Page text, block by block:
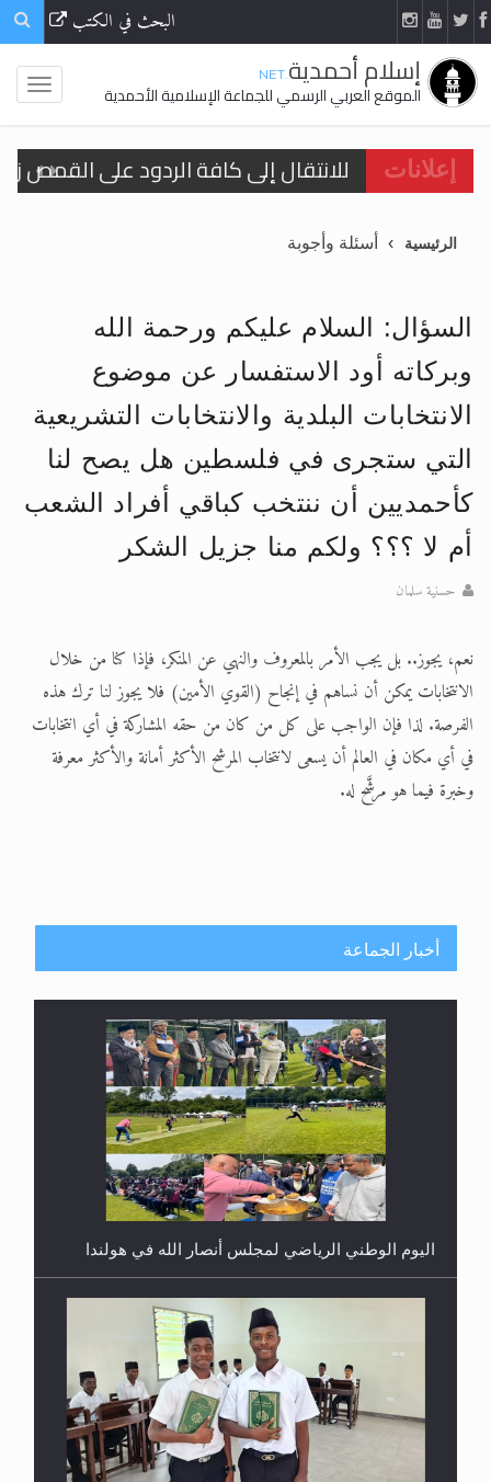
البحث في الكتب
إسلام أحمدية.NET
الموقع العربي الرسمي للجماعة الإسلامية الأحمدية
إعلانات
الحجّ.. دلالات، حِكم، وأهداف >> المزيد
اقرأ هذا المقال في أهمية عيد
اقرأ هذا المقال في أهمية عيد
الحجّ.. دلالات، حِكم، وأهداف >> المزيد
تعميم هامّ لأفراد الجماعة >> المزيد
تعميم هامّ لأفراد الجماعة >> المزيد
الرئيسية أسئلة وأجوبة
السؤال: السلام عليكم ورحمة الله
وبركاته أود الاستفسار عن موضوع
الانتخابات البلدية والانتخابات التشريعية
التي ستجرى في فلسطين هل يصح لنا
كأحمديين أن ننتخب كباقي أفراد الشعب
أم لا ؟؟؟ ولكم منا جزيل الشكر
حسنية سلمان
نعم، يجوز.. بل يجب الأمر بالمعروف والنهي عن المنكر، فإذا كنا من خلال
الانتخابات يمكن أن نساهم في إنجاح (القوي الأمين) فلا يجوز لنا ترك هذه
الفرصة. لذا فإن الواجب على كل من كان من حقه المشاركة في أي انتخابات
في أي مكان في العالم أن يسعى لانتخاب المرشح الأكثر أمانة والأكثر معرفة
وخبرة فيما هو مرشَّح له.
أخبار الجماعة
اليوم الوطني الرياضي لمجلس أنصار الله في هولندا
إتمام حفظ القرآن الكريم لثلاثة طلاب من مدرسة الحفظ
في غانا